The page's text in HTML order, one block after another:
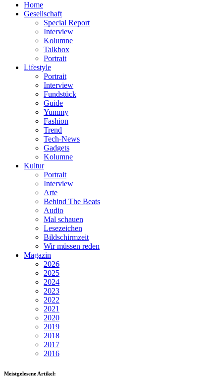
Home
Gesellschaft
Special Report
Interview
Kolumne
Talkbox
Portrait
Lifestyle
Portrait
Interview
Fundstück
Guide
Yummy
Fashion
Trend
Tech-News
Gadgets
Kolumne
Kultur
Portrait
Interview
Arte
Behind The Beats
Audio
Mal schauen
Lesezeichen
Bildschirmzeit
Wir müssen reden
Magazin
2026
2025
2024
2023
2022
2021
2020
2019
2018
2017
2016
Meistgelesene Artikel: